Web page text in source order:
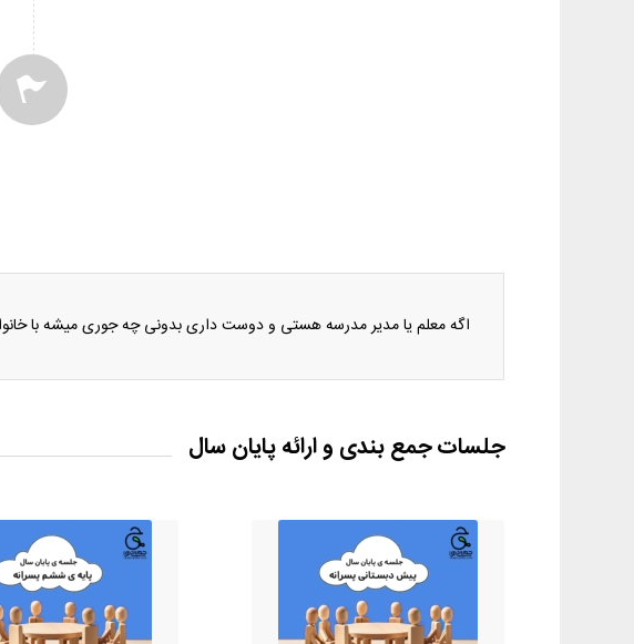
اگه معلم یا مدیر مدرسه هستی و دوست داری بدونی چه جوری میشه با
جلسات جمع بندی و ارائه پایان سال